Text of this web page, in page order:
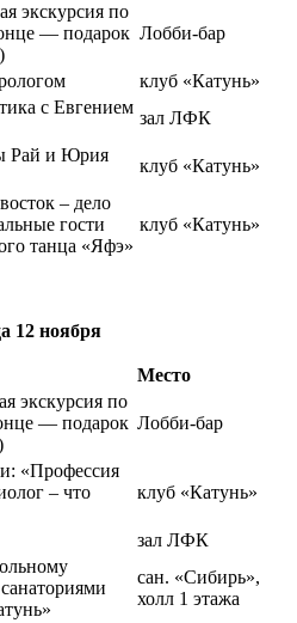
экскурсия по
— подарок Лобби-бар
клуб «Катунь»
с Евгением
зал ЛФК
Рай и Юрия
клуб «Катунь»
– дело
гости
танца «Яфэ»
клуб «Катунь»
12 ноября
Место
экскурсия по
— подарок Лобби-бар
«Профессия
– что
клуб «Катунь»
зал ЛФК
сан. «Сибирь»,
холл 1 этажа